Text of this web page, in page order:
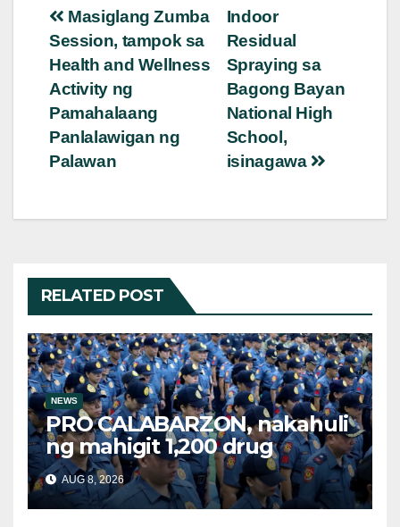
Post
navigation
Indoor
Residual
Spraying sa
Bagong Bayan
National High
School,
isinagawa
Masiglang Zumba
Session, tampok sa
Health and Wellness
Activity ng
Pamahalaang
Panlalawigan ng
Palawan
RELATED POST
NEWS
PRO CALABARZON, nakahuli
ng mahigit 1,200 drug
suspects at tinatayang nasa
Php29.6M halaga ng ilegal
na droga nasamsam noong
AUG 8, 2026